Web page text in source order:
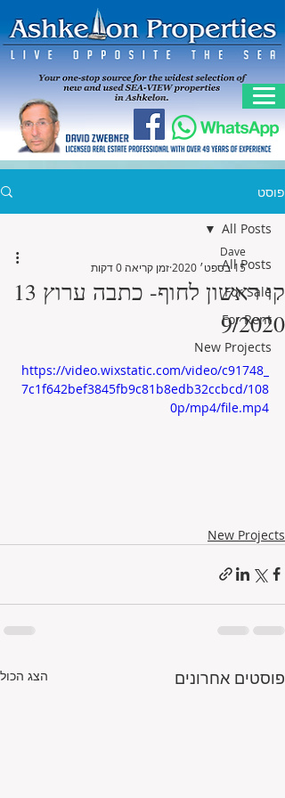
פוסט
All Posts
For Sale
For Rent
New Projects
All Posts
קו ראשון לחוף- כתבה ערוץ 13
9/2020
Dave
15 בספט׳ 2020
זמן קריאה 0 דקות
https://video.wixstatic.com/video/c91748_
7c1f642bef3845fb9c81b8edb32ccbcd/108
0p/mp4/file.mp4
New Projects
פוסטים אחרונים הצג הכול